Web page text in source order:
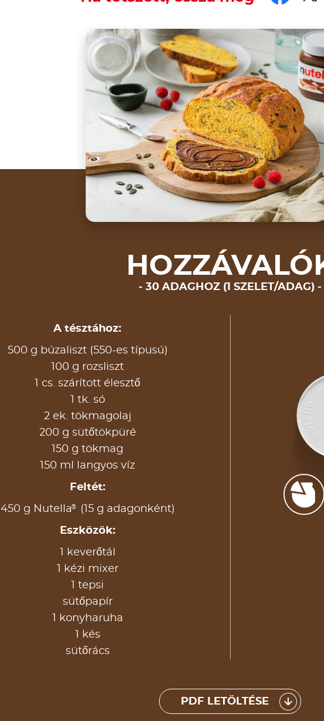
30 ADAGHOZ (1 SZELET/ADAG)
A tésztához:
500 g búzaliszt (550-es típusú)
100 g rozsliszt
1 cs. szárított élesztő
1 tk. só
2 ek. tökmagolaj
200 g sütőtökpüré
150 g tökmag
150 ml langyos víz
Feltét:
450 g Nutella® (15 g adagonként)
Eszközök:
1 keverőtál
1 kézi mixer
1 tepsi
sütőpapír
1 konyharuha
1 kés
sütőrács
PDF LETÖLTÉSE